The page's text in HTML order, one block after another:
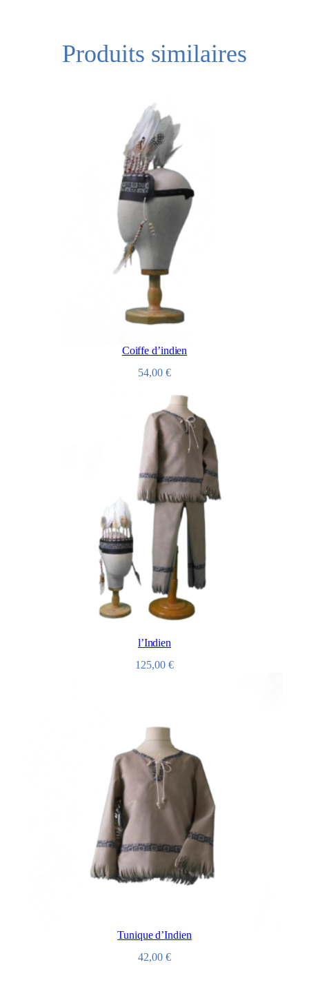
Produits similaires
Coiffe d’indien
54,00 €
l’Indien
125,00 €
Tunique d’Indien
42,00 €